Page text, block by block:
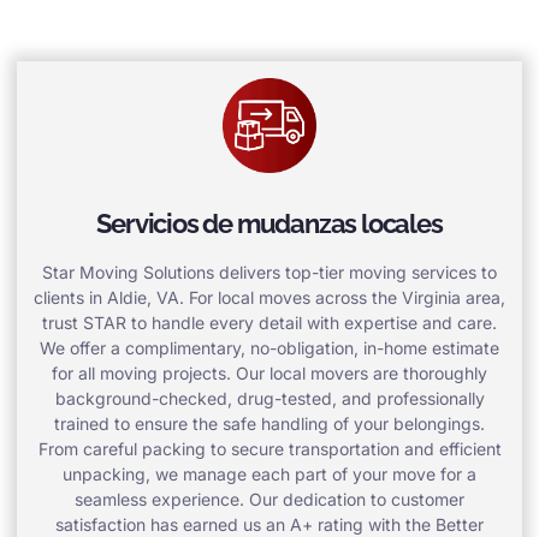
Servicios de mudanzas locales
Star Moving Solutions delivers top-tier moving services to
clients in Aldie, VA. For local moves across the Virginia area,
trust STAR to handle every detail with expertise and care.
We offer a complimentary, no-obligation, in-home estimate
for all moving projects. Our local movers are thoroughly
background-checked, drug-tested, and professionally
trained to ensure the safe handling of your belongings.
From careful packing to secure transportation and efficient
unpacking, we manage each part of your move for a
seamless experience. Our dedication to customer
satisfaction has earned us an A+ rating with the Better